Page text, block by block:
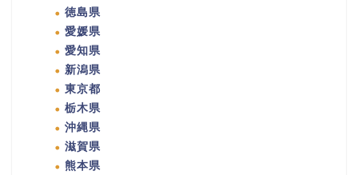
徳島県
愛媛県
愛知県
新潟県
東京都
栃木県
沖縄県
滋賀県
熊本県